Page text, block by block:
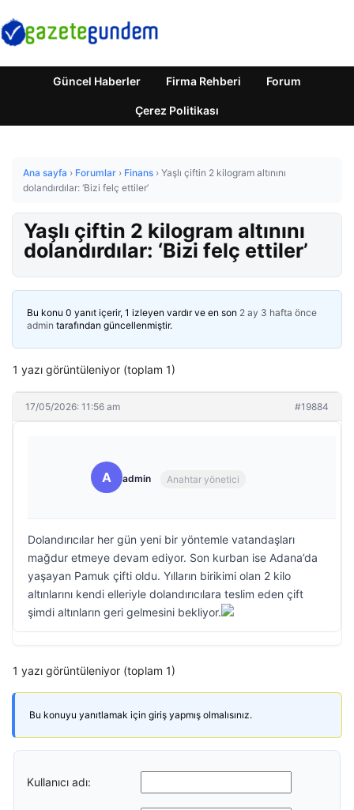
Güncel Haberler Firma Rehberi Forum
Çerez Politikası
Ana sayfa › Forumlar › Finans › Yaşlı çiftin 2 kilogram altınını
dolandırdılar: ‘Bizi felç ettiler’
Yaşlı çiftin 2 kilogram altınını
dolandırdılar: ‘Bizi felç ettiler’
Bu konu 0 yanıt içerir, 1 izleyen vardır ve en son 2 ay 3 hafta önce
admin tarafından güncellenmiştir.
1 yazı görüntüleniyor (toplam 1)
17/05/2026: 11:56 am #19884
A admin Anahtar yönetici
Dolandırıcılar her gün yeni bir yöntemle vatandaşları
mağdur etmeye devam ediyor. Son kurban ise Adana’da
yaşayan Pamuk çifti oldu. Yılların birikimi olan 2 kilo
altınlarını kendi elleriyle dolandırıcılara teslim eden çift
şimdi altınların geri gelmesini bekliyor.
1 yazı görüntüleniyor (toplam 1)
Bu konuyu yanıtlamak için giriş yapmış olmalısınız.
Kullanıcı adı: